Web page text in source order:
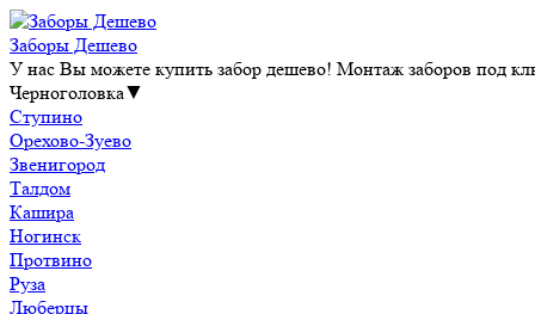
Заборы Дешево
У нас Вы можете купить забор дешево! Монтаж заборов под
Черноголовка▼
Ступино
Орехово-Зуево
Звенигород
Талдом
Кашира
Ногинск
Протвино
Руза
Люберцы